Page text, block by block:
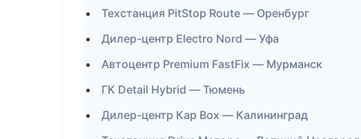
Техстанция PitStop Route — Оренбург
Дилер-центр Electro Nord — Уфа
Автоцентр Premium FastFix — Мурманск
ГК Detail Hybrid — Тюмень
Дилер-центр Кар Box — Калининград